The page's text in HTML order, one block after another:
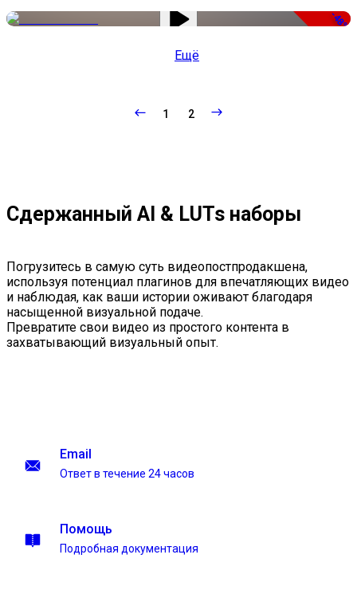
-48%
Ещё
1 2
Сдержанный AI & LUTs наборы
Погрузитесь в самую суть видеопостпродакшена,
используя потенциал плагинов для впечатляющих видео
и наблюдая, как ваши истории оживают благодаря
насыщенной визуальной подаче.
Превратите свои видео из простого контента в
захватывающий визуальный опыт.
Email
Ответ в течение 24 часов
Помощь
Подробная документация